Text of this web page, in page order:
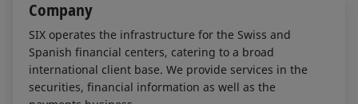
Company
SIX operates the infrastructure for the Swiss and
Spanish financial centers, catering to a broad
international client base. We provide services in the
securities, financial information as well as the